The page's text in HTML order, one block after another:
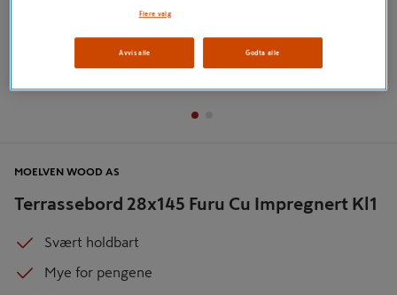
Terrassebord 28x145 Furu Cu Impregnert Kl1
MOELVEN WOOD AS
Svært holdbart
Mye for pengene
Flere valg
Avvis alle Godta alle